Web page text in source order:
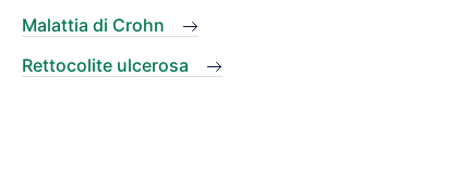
Malattia di Crohn
Rettocolite ulcerosa